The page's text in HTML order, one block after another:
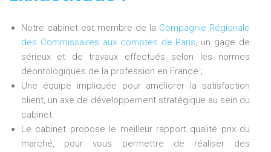
Notre cabinet est membre de la Compagnie Régionale
des Commissaires aux comptes de Paris, un gage de
sérieux et de travaux effectués selon les normes
déontologiques de la profession en France ;
Une équipe impliquée pour améliorer la satisfaction
client, un axe de développement stratégique au sein du
cabinet.
Le cabinet propose le meilleur rapport qualité prix du
marché, pour vous permettre de réaliser des